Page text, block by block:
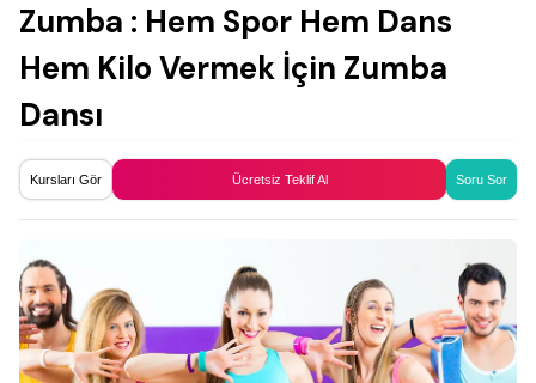
Zumba : Hem Spor Hem Dans
Hem Kilo Vermek İçin Zumba
Dansı
Kursları Gör Ücretsiz Teklif Al Soru Sor